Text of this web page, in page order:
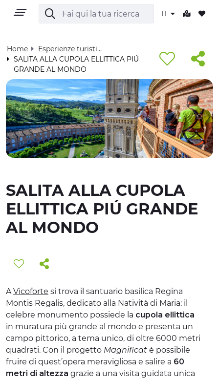
IT
TERRITORIO
CULTURA
NATURA E BENESSERE
ESPERIENZE
ACCOGLIENZA
Home
Esperienze turistiche - Visit Cuneese
SALITA ALLA CUPOLA ELLITTICA PIÚ
GRANDE AL MONDO
SALITA ALLA CUPOLA
ELLITTICA PIÚ GRANDE
AL MONDO
AVicoforte si trova il santuario basilica Regina
Montis Regalis, dedicato alla Natività di Maria: il
celebre monumento possiede la cupola ellittica
in muratura più grande al mondo e presenta un
campo pittorico, a tema unico, di oltre 6000 metri
quadrati. Con il progetto Magnificat è possibile
fruire di quest’opera meravigliosa e salire a 60
metri di altezza grazie a una visita guidata unica